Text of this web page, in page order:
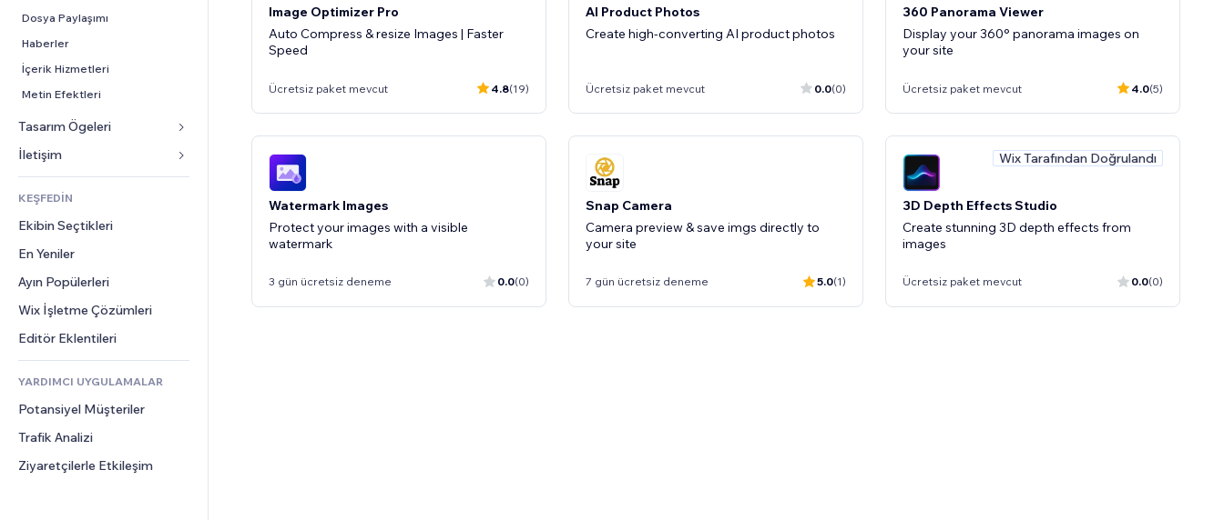
Stoksuz Satış
Fiyatlandırma ve Abonelik
Kitle Fonlaması
Yiyecek ve İçecek
Dosya Paylaşımı
Haberler
İçerik Hizmetleri
Metin Efektleri
Tasarım Ögeleri
Haritalar ve Navigasyon
Gizlilik ve Güvenlik
Saat
Sayfa Şablonları
Görüntü Efektleri
Düğmeler ve Menüler
Afişler ve Rozetler
Hesap Makineleri
Arama
Hava Durumu
Grafik ve Tablolar
Formlar
Blog
Anketler
Sohbet
Yorumlar
Telefon
Topluluk
Değerlendirmeler ve Müşteri
KEŞFEDİN
Ekibin Seçtikleri
En Yeniler
Ayın Popülerleri
Wix İşletme Çözümleri
Editör Eklentileri
YARDIMCI UYGULAMALAR
Potansiyel Müşteriler
Trafik Analizi
Ziyaretçilerle Etkileşim
Image Optimizer Pro
Auto Compress & resize Images | Faster
Speed
Ücretsiz paket mevcut 4.8(19)
AI Product Photos
Create high-converting AI product photos
Ücretsiz paket mevcut 0.0(0)
360 Panorama Viewer
Display your 360° panorama images on
your site
Ücretsiz paket mevcut 4.0(5)
Watermark Images
Protect your images with a visible
watermark
3 gün ücretsiz deneme 0.0(0)
Snap Camera
Camera preview & save imgs directly to
your site
7 gün ücretsiz deneme 5.0(1)
Wix Tarafından Doğrulandı
3D Depth Effects Studio
Create stunning 3D depth effects from
images
Ücretsiz paket mevcut 0.0(0)